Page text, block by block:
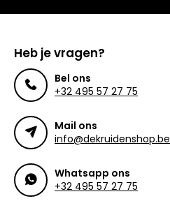
Heb je vragen?
Bel ons
+32 495 57 27 75
Mail ons
info@dekruidenshop.be
Whatsapp ons
+32 495 57 27 75